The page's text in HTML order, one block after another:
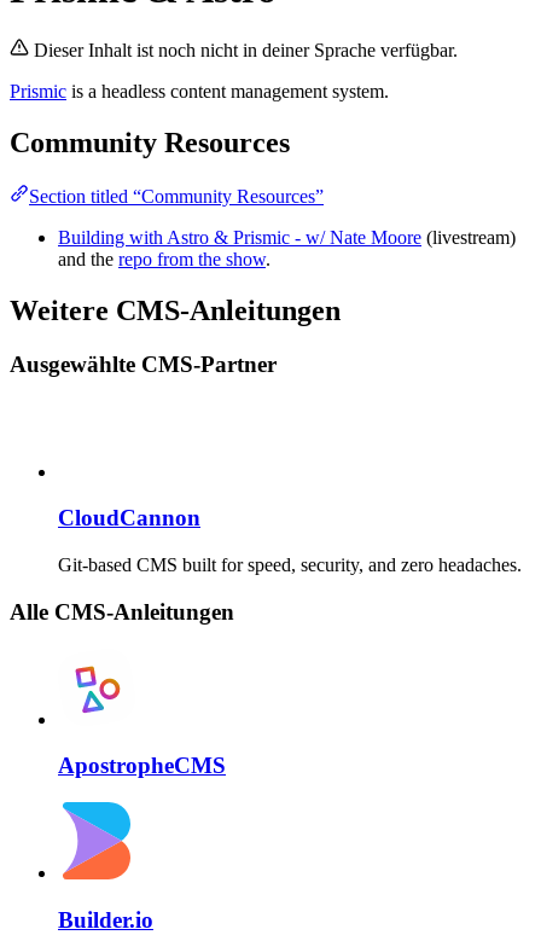
Dieser Inhalt ist noch nicht in deiner Sprache verfügbar.
Prismic is a headless content management system.
Community Resources
Section titled “Community Resources”
Building with Astro & Prismic - w/ Nate Moore (livestream)
and the repo from the show.
Weitere CMS-Anleitungen
Ausgewählte CMS-Partner
CloudCannon
Git-based CMS built for speed, security, and zero headaches.
Alle CMS-Anleitungen
ApostropheCMS
Builder.io